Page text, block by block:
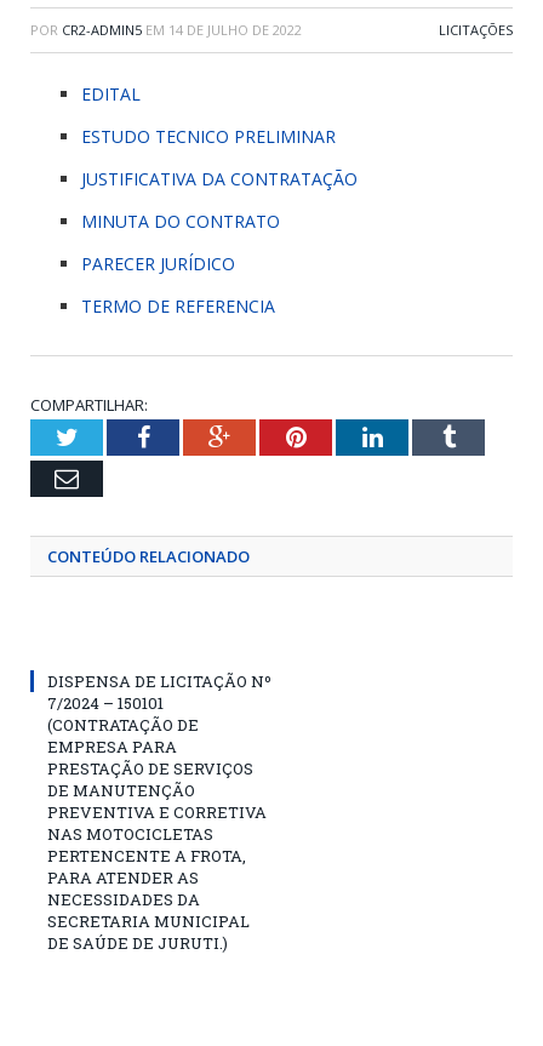
POR CR2-ADMIN5 EM 14 DE JULHO DE 2022 LICITAÇÕES
EDITAL
ESTUDO TECNICO PRELIMINAR
JUSTIFICATIVA DA CONTRATAÇÃO
MINUTA DO CONTRATO
PARECER JURÍDICO
TERMO DE REFERENCIA
COMPARTILHAR:
TwitterFacebookGoogle+PinterestLinkedInTumblr
Email
CONTEÚDO RELACIONADO
DISPENSA DE LICITAÇÃO Nº
7/2024 – 150101
(CONTRATAÇÃO DE
EMPRESA PARA
PRESTAÇÃO DE SERVIÇOS
DE MANUTENÇÃO
PREVENTIVA E CORRETIVA
NAS MOTOCICLETAS
PERTENCENTE A FROTA,
PARA ATENDER AS
NECESSIDADES DA
SECRETARIA MUNICIPAL
DE SAÚDE DE JURUTI.)